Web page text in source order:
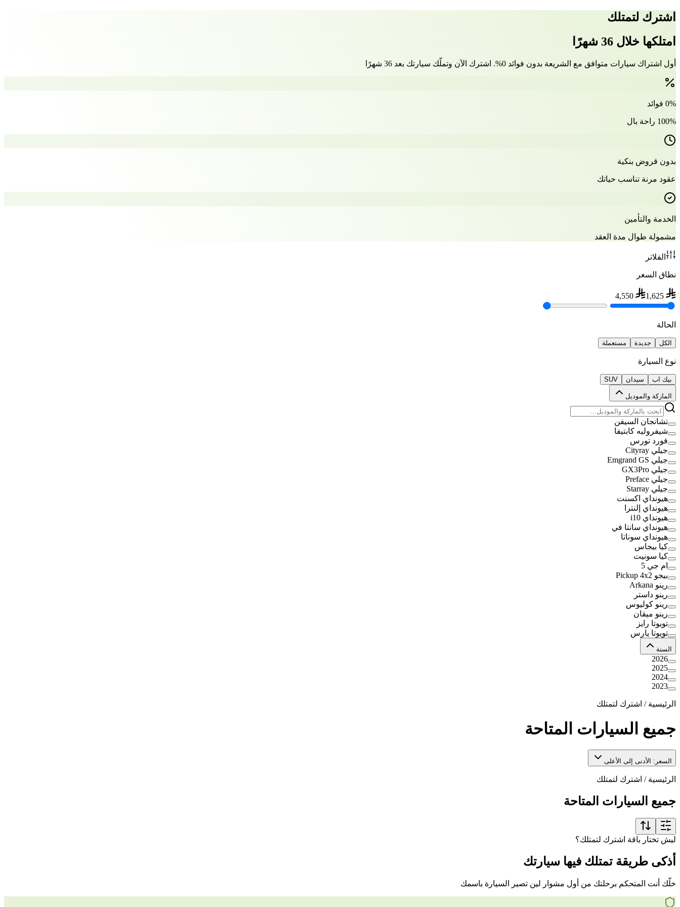
اشترك لتمتلك
امتلكها خلال 36 شهرًا
أول اشتراك سيارات متوافق مع الشريعة بدون فوائد 0%. اشترك الآن وتملّك سيارتك بعد 36 شهرًا
0% فوائد
100% راحة بال
بدون قروض بنكية
عقود مرنة تناسب حياتك
الخدمة والتأمين
مشمولة طوال مدة العقد
الفلاتر
نطاق السعر
1,625
4,550
الحالة
الكل جديدة مستعملة
نوع السيارة
بيك اب سيدان SUV
الماركة والموديل
تشانجان السيفن
شيفروليه كابتيفا
فورد تورس
جيلي Cityray
جيلي Emgrand GS
جيلي GX3Pro
جيلي Preface
جيلي Starray
هيونداي اكسنت
هيونداي إلنترا
هيونداي i10
هيونداي سانتا في
هيونداي سوناتا
كيا بيجاس
كيا سونيت
ام جي 5
بيجو Pickup 4x2
رينو Arkana
رينو داستر
رينو كوليوس
رينو ميقان
تويوتا رايز
تويوتا يارس
السنة
2026
2025
2024
2023
الرئيسية / اشترك لتمتلك
جميع السيارات المتاحة
السعر: الأدنى إلى الأعلى
الرئيسية / اشترك لتمتلك
جميع السيارات المتاحة
ليش تختار باقة اشترك لتمتلك؟
أذكى طريقة تمتلك فيها سيارتك
خلّك أنت المتحكم برحلتك من أول مشوار لين تصير السيارة باسمك